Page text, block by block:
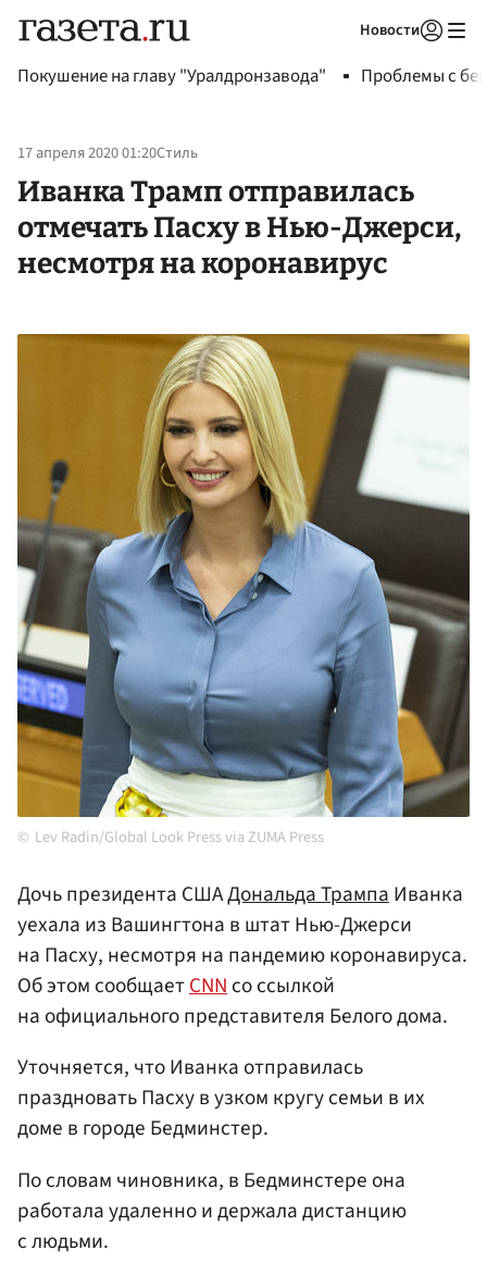
Новости
Покушение на главу "Уралдронзавода" Проблемы с
17 апреля 2020 01:20Стиль
Иванка Трамп отправилась
отмечать Пасху в Нью-Джерси,
несмотря на коронавирус
Lev Radin/Global Look Press via ZUMA Press
Дочь президента СШАДональда ТрампаИванка
уехала из Вашингтона в штат Нью-Джерси
на Пасху, несмотря на пандемию коронавируса.
Об этом сообщаетCNNсо ссылкой
на официального представителя Белого дома.
Уточняется, что Иванка отправилась
праздновать Пасху в узком кругу семьи в их
доме в городе Бедминстер.
По словам чиновника, в Бедминстере она
работала удаленно и держала дистанцию
с людьми.